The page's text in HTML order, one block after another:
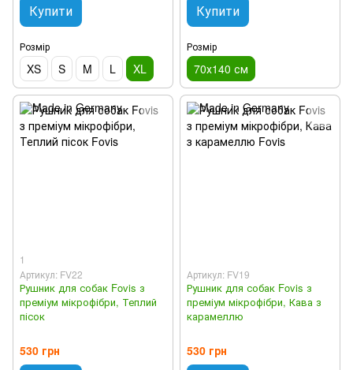
Купити
Розмір
XS S M L XL
Купити
Розмір
70х140 см
1
Артикул: FV22
Рушник для собак Fovis з
преміум мікрофібри, Теплий
пісок
530 грн
Артикул: FV19
Рушник для собак Fovis з
преміум мікрофібри, Кава з
карамеллю
530 грн